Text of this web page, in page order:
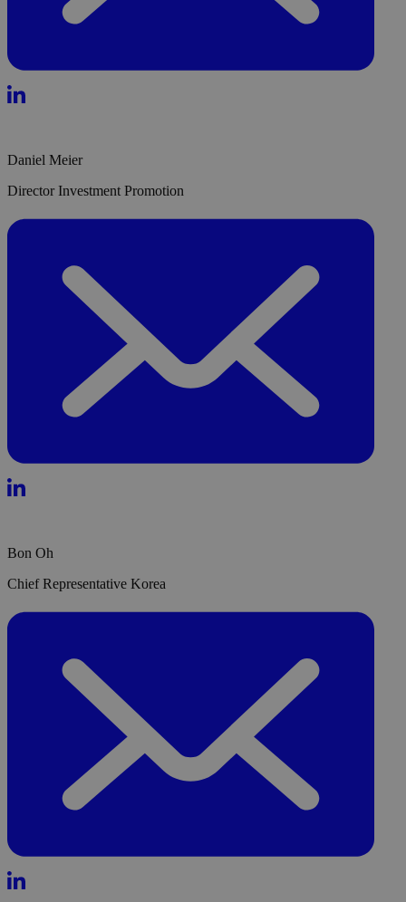
Daniel Meier
Director Investment Promotion
Bon Oh
Chief Representative Korea